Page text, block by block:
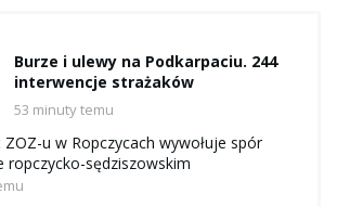
Burze i ulewy na Podkarpaciu. 244
interwencje strażaków
53 minuty temu
ZOZ-u w Ropczycach wywołuje spór
ropczycko-sędziszowskim